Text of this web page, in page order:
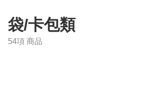
袋/卡包類
54項 商品